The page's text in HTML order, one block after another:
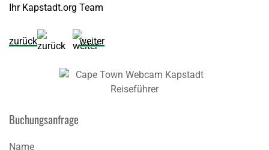
Ihr Kapstadt.org Team
zurück weiter
Buchungsanfrage
Name